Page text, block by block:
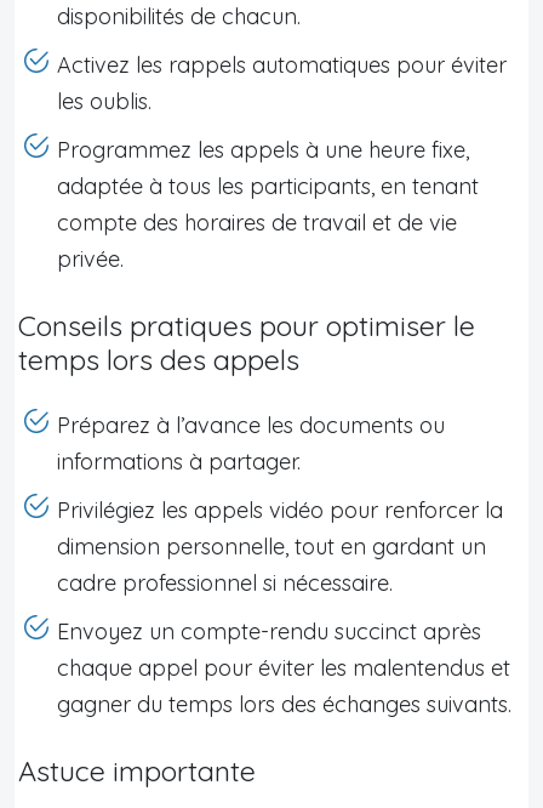
disponibilités de chacun.
Activez les rappels automatiques pour éviter
les oublis.
Programmez les appels à une heure fixe,
adaptée à tous les participants, en tenant
compte des horaires de travail et de vie
privée.
Conseils pratiques pour optimiser le
temps lors des appels
Préparez à l’avance les documents ou
informations à partager.
Privilégiez les appels vidéo pour renforcer la
dimension personnelle, tout en gardant un
cadre professionnel si nécessaire.
Envoyez un compte-rendu succinct après
chaque appel pour éviter les malentendus et
gagner du temps lors des échanges suivants.
Astuce importante